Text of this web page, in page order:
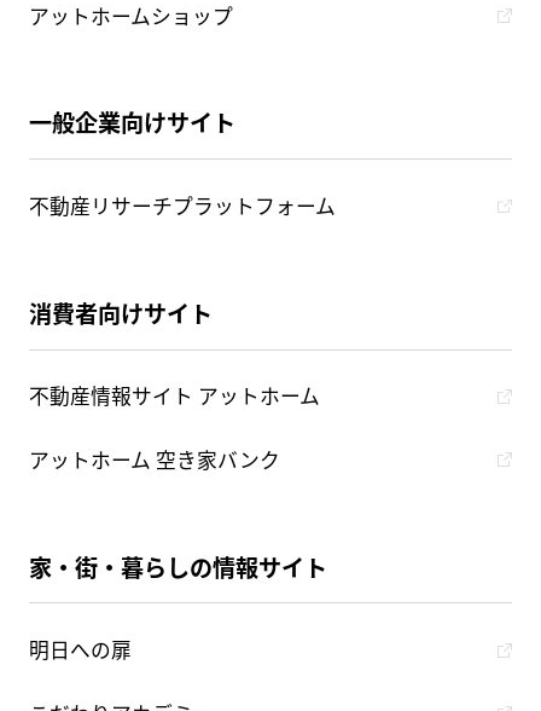
アットホームショップ
一般企業向けサイト
不動産リサーチプラットフォーム
消費者向けサイト
不動産情報サイト アットホーム
アットホーム 空き家バンク
家・街・暮らしの情報サイト
明日への扉